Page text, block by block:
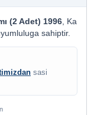
(2 Adet) 1996, Ka
sahiptir.
sasi